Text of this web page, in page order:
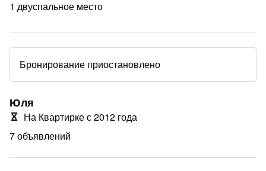
1 двуспальное место
Бронирование приостановлено
Юля
7 объявлений
На Квартирке с 2012 года